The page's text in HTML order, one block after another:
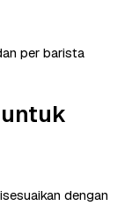
per barista
dengan